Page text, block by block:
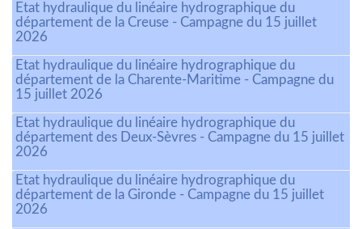
Etat hydraulique du linéaire hydrographique du
département de la Creuse - Campagne du 15 juillet
2026
Etat hydraulique du linéaire hydrographique du
département de la Charente-Maritime - Campagne du
15 juillet 2026
Etat hydraulique du linéaire hydrographique du
département des Deux-Sèvres - Campagne du 15 juillet
2026
Etat hydraulique du linéaire hydrographique du
département de la Gironde - Campagne du 15 juillet
2026